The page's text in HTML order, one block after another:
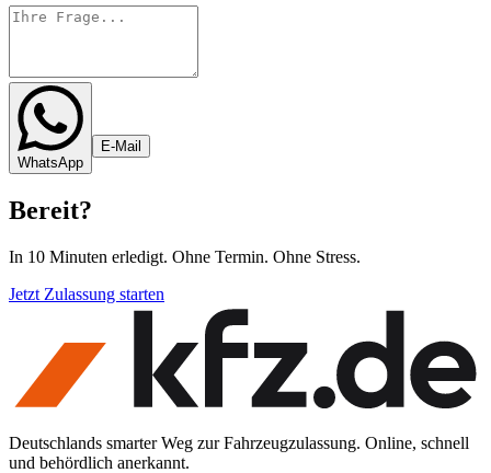
WhatsApp
E-Mail
Bereit?
In 10 Minuten erledigt. Ohne Termin. Ohne Stress.
Jetzt Zulassung starten
Deutschlands smarter Weg zur Fahrzeugzulassung. Online, schnell
und behördlich anerkannt.